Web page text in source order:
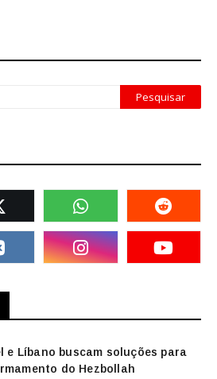
e Líbano buscam soluções para
do Hezbollah